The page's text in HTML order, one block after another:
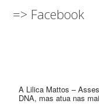
=> Facebook
A Lilica Mattos –
DNA, mas atua nas